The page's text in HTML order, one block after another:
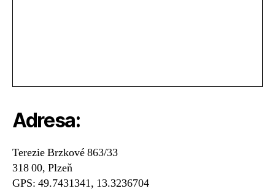
Adresa:
Terezie Brzkové 863/33
318 00, Plzeň
GPS: 49.7431341, 13.3236704